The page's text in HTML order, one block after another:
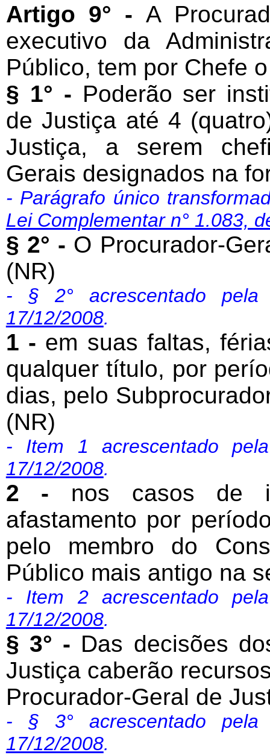
Artigo 9° - A
executivo da
Público, tem por Chefe
§ 1° - Poderão ser
de Justiça até 4
Justiça, a serem
Gerais designados na
- Parágrafo único
Lei Complementar n° 1.083,
§ 2° - O Procurador-
(NR)
- § 2° acrescentado
17/12/2008.
1 - em suas faltas,
qualquer título, por
dias, pelo
(NR)
- Item 1 acrescentado
17/12/2008.
2 - nos casos de
afastamento por
pelo membro do
Público mais antigo na
- Item 2 acrescentado
17/12/2008.
§ 3° - Das decisões
Justiça caberão
Procurador-Geral de
- § 3° acrescentado
17/12/2008.